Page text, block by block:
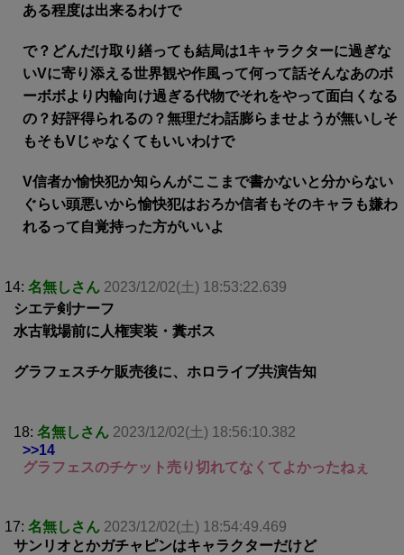
ある程度は出来るわけで
で？どんだけ取り繕っても結局は1キャラクターに過ぎな
いVに寄り添える世界観や作風って何って話そんなあのボ
ーボボより内輪向け過ぎる代物でそれをやって面白くなる
の？好評得られるの？無理だわ話膨らませようが無いしそ
もそもVじゃなくてもいいわけで
V信者か愉快犯か知らんがここまで書かないと分からない
ぐらい頭悪いから愉快犯はおろか信者もそのキャラも嫌わ
れるって自覚持った方がいいよ
14: 名無しさん 2023/12/02(土) 18:53:22.639
シエテ剣ナーフ
水古戦場前に人権実装・糞ボス
グラフェスチケ販売後に、ホロライブ共演告知
18: 名無しさん 2023/12/02(土) 18:56:10.382
>>14
グラフェスのチケット売り切れてなくてよかったねぇ
17: 名無しさん 2023/12/02(土) 18:54:49.469
サンリオとかガチャピンはキャラクターだけど